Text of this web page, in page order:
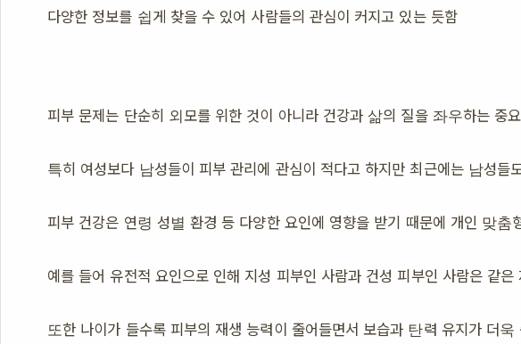
다양한 정보를 쉽게 찾을 수 있어 사람들의 관심이 커지고 있는 듯함
피부 문제는 단순히 외모를 위한 것이 아니라 건강과 삶의 질을 좌우하는 중
특히 여성보다 남성들이 피부 관리에 관심이 적다고 하지만 최근에는 남성들
피부 건강은 연령 성별 환경 등 다양한 요인에 영향을 받기 때문에 개인 맞춤
예를 들어 유전적 요인으로 인해 지성 피부인 사람과 건성 피부인 사람은 같
또한 나이가 들수록 피부의 재생 능력이 줄어들면서 보습과 탄력 유지가 더욱